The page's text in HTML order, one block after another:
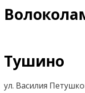
Тушино
ул. Василия